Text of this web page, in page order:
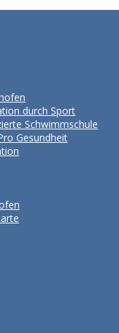
durch Sport
Schwimmschule
Gesundheit